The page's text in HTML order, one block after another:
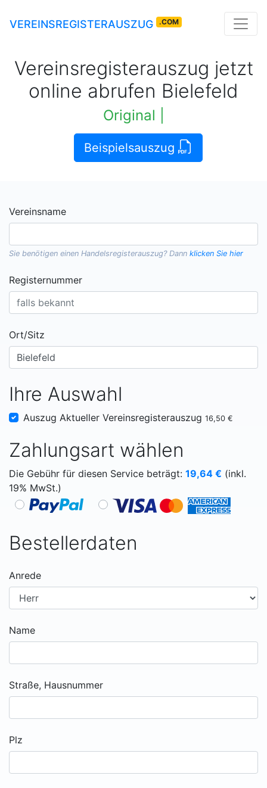
VEREINSREGISTERAUSZUG .COM
Vereinsregisterauszug jetzt
online abrufen Bielefeld
Original rechtskräftige A
Beispielsauszug
Vereinsname
Sie benötigen einen Handelsregisterauszug? Dann klicken Sie hier
Registernummer
Ort/Sitz
Ihre Auswahl
Auszug Aktueller Vereinsregisterauszug 16,50 €
Zahlungsart wählen
Die Gebühr für diesen Service beträgt: 19,64 € (inkl.
19% MwSt.)
Bestellerdaten
Anrede
Name
Straße, Hausnummer
Plz